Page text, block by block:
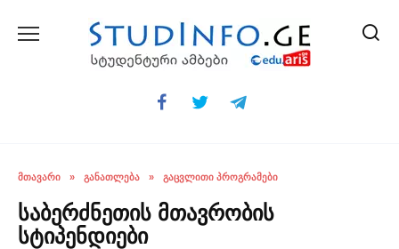
ᲛᲗᲐᲕᲐᲠᲘ » ᲒᲐᲜᲐᲗᲚᲔᲑᲐ » ᲒᲐᲪᲕᲚᲘᲗᲘ ᲞᲠᲝᲒᲠᲐᲛᲔᲑᲘ
საბერძნეთის მთავრობის
სტიპენდიები